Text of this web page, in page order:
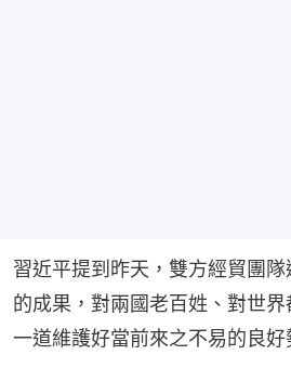
習近平提到昨天，雙方經貿團
的成果，對兩國老百姓、對世
一道維護好當前來之不易的良好